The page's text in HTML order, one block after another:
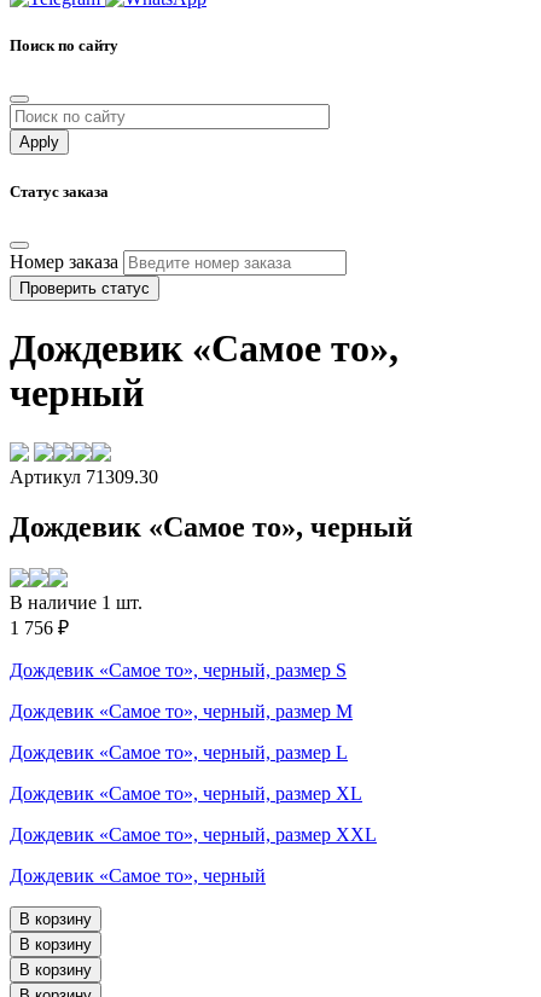
Поиск по сайту
Статус заказа
Номер заказа
Проверить статус
Дождевик «Самое то»,
черный
Артикул 71309.30
Дождевик «Самое то», черный
В наличие 1 шт.
1 756 ₽
Дождевик «Самое то», черный, размер S
Дождевик «Самое то», черный, размер M
Дождевик «Самое то», черный, размер L
Дождевик «Самое то», черный, размер XL
Дождевик «Самое то», черный, размер XXL
Дождевик «Самое то», черный